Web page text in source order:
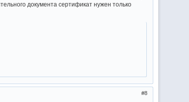
документа сертификат нужен только
8